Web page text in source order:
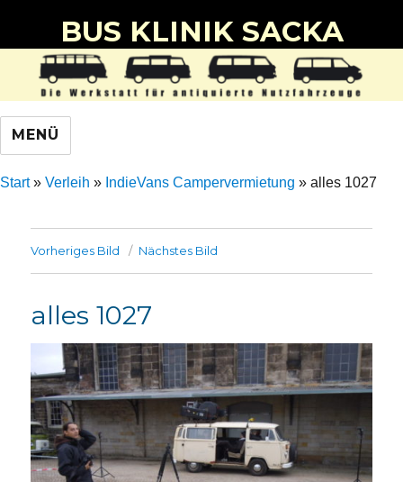
BUS KLINIK SACKA
MENÜ
Start» Verleih » IndieVans Campervermietung » alles 1027
Vorheriges Bild Nächstes Bild
alles 1027